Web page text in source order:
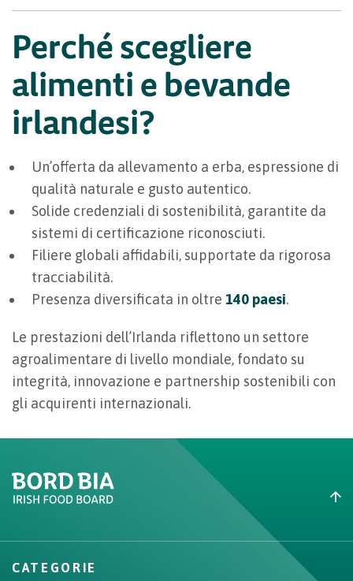
Perché scegliere
alimenti e bevande
irlandesi?
Un’offerta da allevamento a erba, espressione di
qualità naturale e gusto autentico.
Solide credenziali di sostenibilità, garantite da
sistemi di certificazione riconosciuti.
Filiere globali affidabili, supportate da rigorosa
tracciabilità.
Presenza diversificata in oltre 140 paesi.
Le prestazioni dell’Irlanda riflettono un settore
agroalimentare di livello mondiale, fondato su
integrità, innovazione e partnership sostenibili con
gli acquirenti internazionali.
Create New List
CATEGORIE